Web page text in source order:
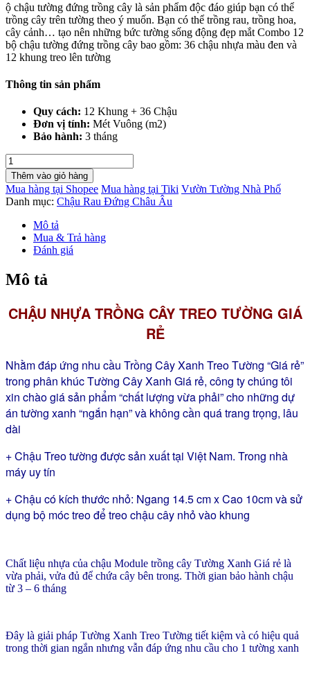
ộ chậu tường đứng trồng cây là sản phẩm độc đáo giúp bạn có thể
trồng cây trên tường theo ý muốn. Bạn có thể trồng rau, trồng hoa,
cây cảnh… tạo nên những bức tường sống động đẹp mắt Combo 12
bộ chậu tường đứng trồng cây bao gồm: 36 chậu nhựa màu đen và
12 khung treo lên tường
Thông tin sản phẩm
Quy cách: 12 Khung + 36 Chậu
Đơn vị tính: Mét Vuông (m2)
Bảo hành: 3 tháng
Chậu
Cây
Treo
Tường
giá
xuất
Nam
(1m2)
12
khung
chậu
nhỏ
với
chất
lượng
vừa
đủ
lượng
Thêm vào giỏ hàng
Mua hàng tại Shopee Mua hàng tại Tiki Vườn Tường Nhà Phố
Danh mục: Chậu Rau Đứng Châu Âu
Mô tả
Mua & Trả hàng
Đánh giá
Mô tả
CHẬU NHỰA TRỒNG CÂY TREO TƯỜNG GIÁ
RẺ
Nhằm đáp ứng nhu cầu Trồng Cây Xanh Treo Tường “Giá rẻ”
trong phân khúc Tường Cây Xanh Giá rẻ, công ty chúng tôi
xin chào giá sản phẩm “chất lượng vừa phải” cho những dự
án tường xanh “ngắn hạn” và không cần quá trang trọng, lâu
dài
+ Chậu Treo tường được sản xuất tại Việt Nam. Trong nhà
máy uy tín
+ Chậu có kích thước nhỏ: Ngang 14.5 cm x Cao 10cm và sử
dụng bộ móc treo để treo chậu cây nhỏ vào khung
Chất liệu nhựa của chậu Module trồng cây Tường Xanh Giá rẻ là
vừa phải, vửa đủ để chứa cây bên trong. Thời gian bảo hành chậu
từ 3 – 6 tháng
Đây là giải pháp Tường Xanh Treo Tường tiết kiệm và có hiệu quả
trong thời gian ngắn nhưng vẫn đáp ứng nhu cầu cho 1 tường xanh